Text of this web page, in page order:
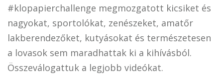
#klopapierchallenge megmozgatott kicsiket és
nagyokat, sportolókat, zenészeket, amatőr
lakberendezőket, kutyásokat és természetesen
a lovasok sem maradhattak ki a kihívásból.
Összeválogattuk a legjobb videókat.